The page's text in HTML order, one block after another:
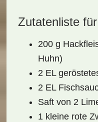
Zutatenliste
200 g
Huhn)
2 EL
2 EL
Saft von 2
1 kleine rote